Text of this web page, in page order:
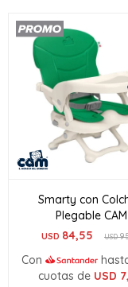
Smarty con
Plegable CAM
USD 84,55 USD
Con
cuotas de USD